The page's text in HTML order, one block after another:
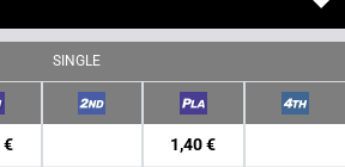
SINGLE
€ 1,40 €